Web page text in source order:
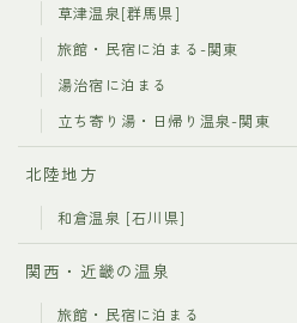
草津温泉[群馬県]
旅館・民宿に泊まる-関東
湯治宿に泊まる
立ち寄り湯・日帰り温泉-関東
北陸地方
和倉温泉 [石川県]
関西・近畿の温泉
旅館・民宿に泊まる